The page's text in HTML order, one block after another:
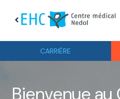
chevron_left
CARRIÈRE
Bienvenue au